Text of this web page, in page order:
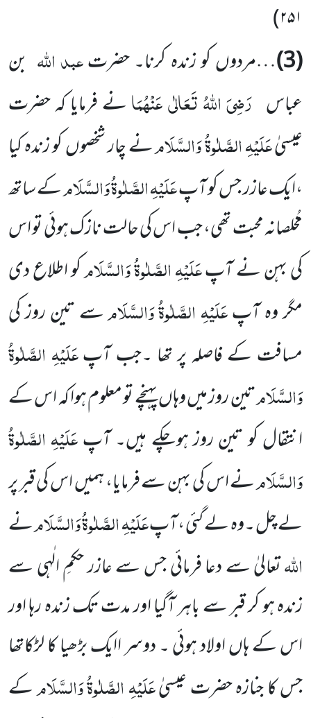
۲۵۱)
(3) …مردوں کو زندہ کرنا۔ حضرتعبد اللہ بن
عباس رَضِیَ اللہُ تَعَالٰی عَنْہُمَانے فرمایا کہ حضرت
عیسیٰعَلَیْہِ الصَّلٰوۃُ وَالسَّلَامنے چار شخصوں کو زندہ کیا
،ایک عازر جس کو آپعَلَیْہِ الصَّلٰوۃُ وَالسَّلَامکے ساتھ
مُخلصانہ محبت تھی، جب اس کی حالت نازک ہوئی تو اس
کی بہن نے آپعَلَیْہِ الصَّلٰوۃُ وَالسَّلَامکو اطلاع دی
مگر وہ آپعَلَیْہِ الصَّلٰوۃُ وَالسَّلَامسے تین روز کی
مسافت کے فاصلہ پر تھا ۔جب آپعَلَیْہِ الصَّلٰوۃُ
وَالسَّلَامتین روز میں وہاں پہنچے تو معلوم ہوا کہ اس کے
انتقال کو تین روز ہوچکے ہیں۔ آپعَلَیْہِ الصَّلٰوۃُ
وَالسَّلَامنے اس کی بہن سے فرمایا، ہمیں اس کی قبر پر
لے چل ۔وہ لے گئی ،آپعَلَیْہِ الصَّلٰوۃُ وَالسَّلَامنے
اللہتعالیٰ سے دعا فرمائی جس سے عازر حکمِ الٰہی سے
زندہ ہو کر قبر سے باہر آگیا اور مدت تک زندہ رہا اور
اس کے ہاں اولاد ہوئی ۔ دوسر اایک بڑھیا کا لڑکاتھا
جس کا جنازہ حضرت عیسیٰعَلَیْہِ الصَّلٰوۃُ وَالسَّلَامکے